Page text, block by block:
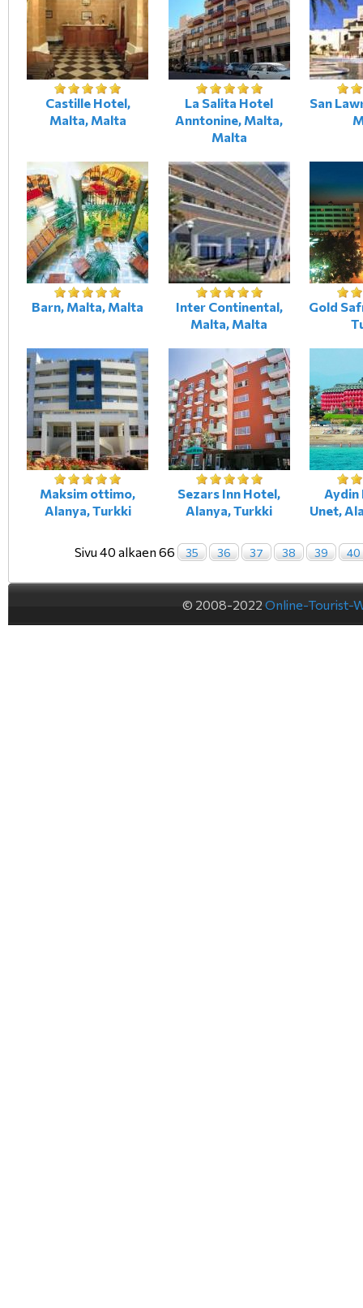
Castille Hotel,
Malta, Malta
La Salita Hotel
Anntonine, Malta,
Malta
San
Barn, Malta, Malta
Inter Continental,
Malta, Malta
Gold
Maksim ottimo,
Alanya, Turkki
Sezars Inn Hotel,
Alanya, Turkki
Aydin
Unet,
Sivu 40 alkaen 66 35 36 37 38 39 40
© 2008-2022 Online-Tourist-